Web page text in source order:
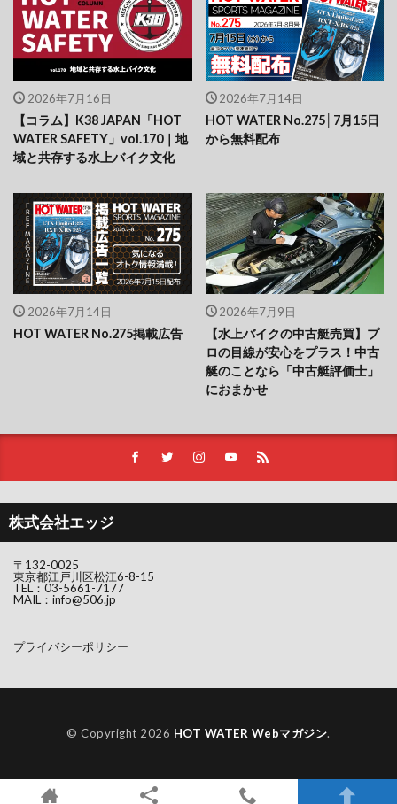
2026年7月16日
【コラム】K38 JAPAN「HOT
WATER SAFETY」vol.170｜地
域と共存する水上バイク文化
2026年7月14日
HOT WATER No.275│7月15日
から無料配布
2026年7月14日
HOT WATER No.275掲載広告
2026年7月9日
【水上バイクの中古艇売買】プ
ロの目線が安心をプラス！中古
艇のことなら「中古艇評価士」
におまかせ
株式会社エッジ
〒132-0025
東京都江戸川区松江6-8-15
TEL： 03-5661-7177
MAIL： info@506.jp
プライバシーポリシー
© Copyright 2026 HOT WATER Webマガジン.